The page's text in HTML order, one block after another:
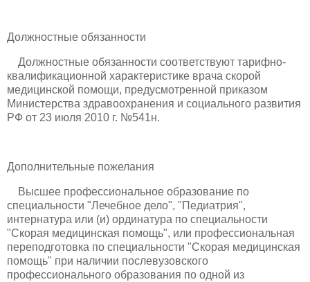
Должностные обязанности
Должностные обязанности соответствуют тарифно-
квалификационной характеристике врача скорой
медицинской помощи, предусмотренной приказом
Министерства здравоохранения и социального развития
РФ от 23 июля 2010 г. №541н.
Дополнительные пожелания
Высшее профессиональное образование по
специальности "Лечебное дело", "Педиатрия",
интернатура или (и) ординатура по специальности
"Скорая медицинская помощь", или профессиональная
переподготовка по специальности "Скорая медицинская
помощь" при наличии послевузовского
профессионального образования по одной из